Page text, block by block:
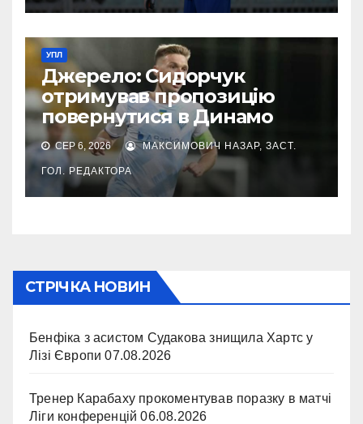
УПЛ
Джерело: Сидорчук
отримував пропозицію
повернутися в Динамо
СЕР 6, 2026 МАКСИМОВИЧ НАЗАР, ЗАСТ.
ГОЛ. РЕДАКТОРА
СТРІЧКА НОВИН
Бенфіка з асистом Судакова знищила Хартс у
Лізі Європи 07.08.2026
Тренер Карабаху прокоментував поразку в матчі
Ліги конференцій 06.08.2026